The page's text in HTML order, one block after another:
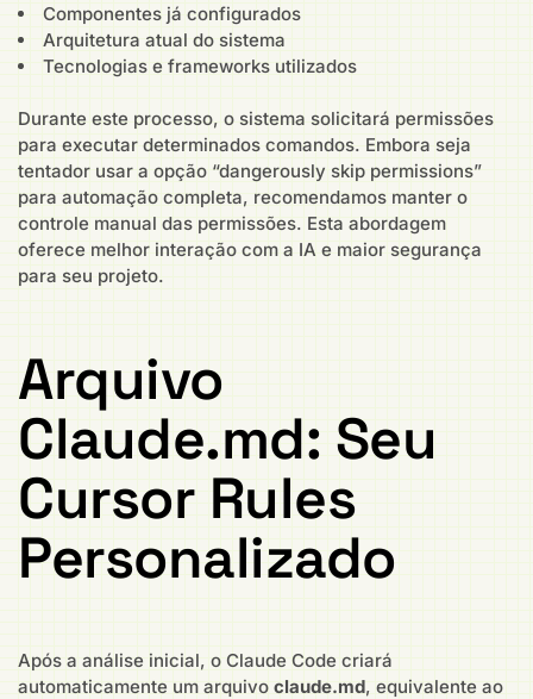
Componentes já configurados
Arquitetura atual do sistema
Tecnologias e frameworks utilizados
Durante este processo, o sistema solicitará permissões
para executar determinados comandos. Embora seja
tentador usar a opção “dangerously skip permissions”
para automação completa, recomendamos manter o
controle manual das permissões. Esta abordagem
oferece melhor interação com a IA e maior segurança
para seu projeto.
Arquivo
Claude.md: Seu
Cursor Rules
Personalizado
Após a análise inicial, o Claude Code criará
automaticamente um arquivo claude.md, equivalente ao